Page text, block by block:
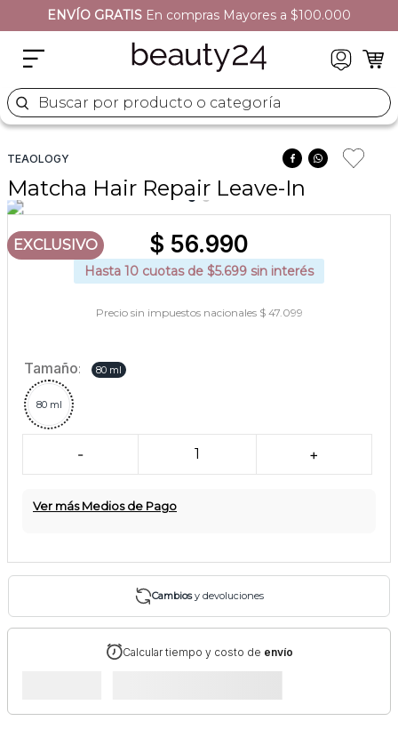
ENVÍO GRATIS En compras Mayores a $100.000
Buscar por producto o categoría
TEAOLOGY
Matcha Hair Repair Leave-In
EXCLUSIVO $ 56.990
Hasta 10 cuotas de $5.699 sin interés
Precio sin impuestos nacionales $ 47.099
Tamaño: 80 ml
80 ml
- 1 +
Ver más Medios de Pago
Cambiosy devoluciones
Calcular tiempo y costo de envío
moschino
naj oleari
5. versace